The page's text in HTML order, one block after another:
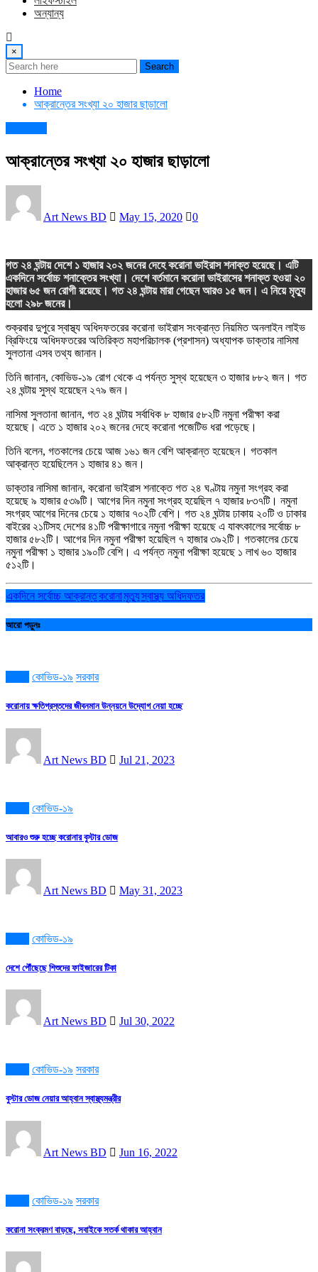
অন্যান্য
×
Search
Home
আক্রান্তের সংখ্যা ২০ হাজার ছাড়ালো
আক্রান্তের সংখ্যা ২০ হাজার ছাড়ালো
Art News BD May 15, 2020 0
গত ২৪ ঘন্টায় দেশে ১ হাজার ২০২ জনের দেহে করোনা ভাইরাস শনাক্ত হয়েছে। এটি
একদিনে সর্বোচ্চ শনাক্তের সংখ্যা। দেশে বর্তমানে করোনা ভাইরাসের শনাক্ত হওয়া ২০
হাজার ৬৫ জন রোগী রয়েছে। গত ২৪ ঘন্টায় মারা গেছেন আরও ১৫ জন। এ নিয়ে মৃত্যু
হলো ২৯৮ জনের।
শুক্রবার দুপুরে স্বাস্থ্য অধিদফতরের করোনা ভাইরাস সংক্রান্ত নিয়মিত অনলাইন লাইভ
ব্রিফিংয়ে অধিদফতরের অতিরিক্ত মহাপরিচালক (প্রশাসন) অধ্যাপক ডাক্তার নাসিমা
সুলতানা এসব তথ্য জানান।
তিনি জানান, কোভিড-১৯ রোগ থেকে এ পর্যন্ত সুস্থ হয়েছেন ৩ হাজার ৮৮২ জন। গত
২৪ ঘন্টায় সুস্থ হয়েছেন ২৭৯ জন।
নাসিমা সুলতানা জানান, গত ২৪ ঘন্টায় সর্বাধিক ৮ হাজার ৫৮২টি নমুনা পরীক্ষা করা
হয়েছে। এতে ১ হাজার ২০২ জনের দেহে করোনা পজেটিভ ধরা পড়েছে।
তিনি বলেন, গতকালের চেয়ে আজ ১৬১ জন বেশি আক্রান্ত হয়েছেন। গতকাল
আক্রান্ত হয়েছিলেন ১ হাজার ৪১ জন।
ডাক্তার নাসিমা জানান, করোনা ভাইরাস শনাক্তে গত ২৪ ঘণ্টায় নমুনা সংগ্রহ করা
হয়েছে ৯ হাজার ৫৩৯টি। আগের দিন নমুনা সংগ্রহ হয়েছিল ৭ হাজার ৮৩৭টি। নমুনা
সংগ্রহ আগের দিনের চেয়ে ১ হাজার ৭০২টি বেশি। গত ২৪ ঘন্টায় ঢাকায় ২০টি ও ঢাকার
বাইরের ২১টিসহ দেশের ৪১টি পরীক্ষাগারে নমুনা পরীক্ষা হয়েছে এ যাবৎকালের সর্বোচ্চ ৮
হাজার ৫৮২টি। আগের দিন নমুনা পরীক্ষা হয়েছিল ৭ হাজার ৩৯২টি। গতকালের চেয়ে
নমুনা পরীক্ষা ১ হাজার ১৯০টি বেশি। এ পর্যন্ত নমুনা পরীক্ষা হয়েছে ১ লাখ ৬০ হাজার
৫১২টি।
একদিনে সর্বোচ্চ আক্রান্তকরোনামৃত্যুস্বাস্থ্য অধিদফতর
আরো পড়ুনঃ
কোভিড-১৯ সরকার
করোনায় ক্ষতিগ্রস্তদের জীবনমান উন্নয়নে উদ্যোগ নেয়া হচ্ছে
Art News BD Jul 21, 2023
কোভিড-১৯
আবারও শুরু হচ্ছে করোনার বুস্টার ডোজ
Art News BD May 31, 2023
কোভিড-১৯
দেশে পৌঁছেছে শিশুদের ফাইজারের টিকা
Art News BD Jul 30, 2022
কোভিড-১৯ সরকার
বুস্টার ডোজ নেয়ার আহ্বান স্বাস্থ্যমন্ত্রীর
Art News BD Jun 16, 2022
কোভিড-১৯ সরকার
করোনা সংক্রমণ বাড়ছে, সবাইকে সতর্ক থাকার আহ্বান